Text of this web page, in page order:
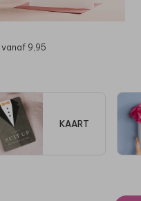
9,95
KAART